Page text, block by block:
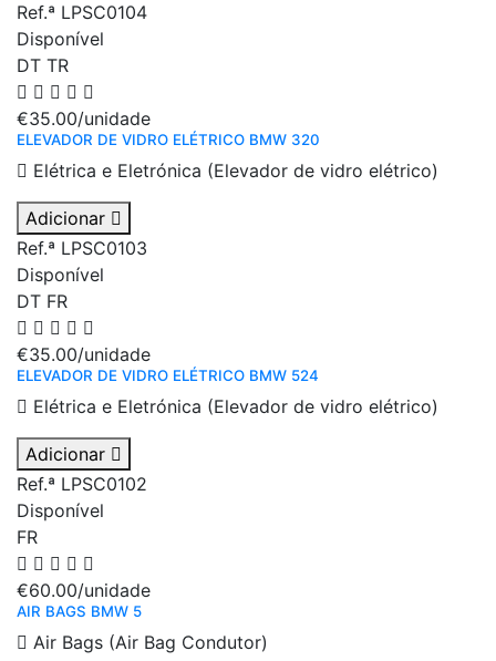
Ref.ª LPSC0104
Disponível
DT TR
€35.00/unidade
ELEVADOR DE VIDRO ELÉTRICO BMW 320
Elétrica e Eletrónica (Elevador de vidro elétrico)
Adicionar
Ref.ª LPSC0103
Disponível
DT FR
€35.00/unidade
ELEVADOR DE VIDRO ELÉTRICO BMW 524
Elétrica e Eletrónica (Elevador de vidro elétrico)
Adicionar
Ref.ª LPSC0102
Disponível
FR
€60.00/unidade
AIR BAGS BMW 5
Air Bags (Air Bag Condutor)